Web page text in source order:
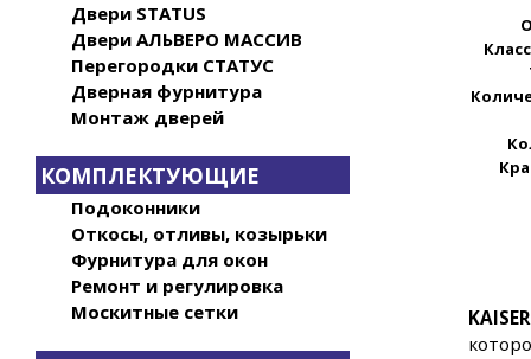
Двери STATUS
Двери АЛЬВЕРО МАССИВ
Перегородки СТАТУС
Дверная фурнитура
Монтаж дверей
КОМПЛЕКТУЮЩИЕ
Подоконники
Откосы, отливы, козырьки
Фурнитура для окон
Ремонт и регулировка
Москитные сетки
KAISER